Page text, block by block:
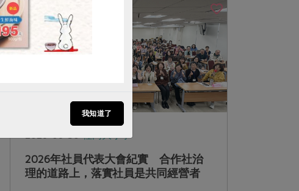
社內大小事
2026年社員代表大會紀實 合作社治
理的道路上，落實社員是共同經營者
我知道了